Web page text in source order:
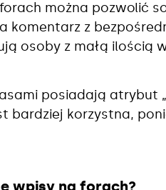
można pozwolić
komentarz z
osoby z małą ilością
posiadają atrybut
bardziej korzystna,
wpisy na forach?